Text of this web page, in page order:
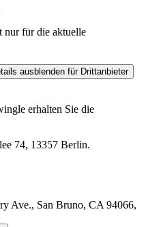
nur für die aktuelle
ausblenden für Drittanbieter
erhalten Sie die
74, 13357 Berlin.
Ave., San Bruno, CA 94066,